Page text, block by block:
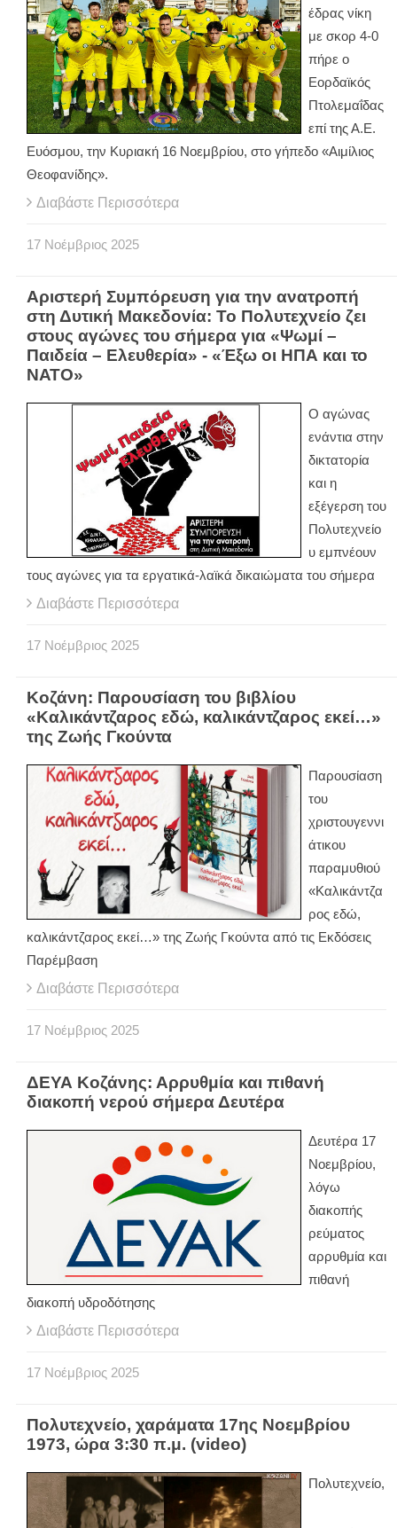
έδρας νίκη
με σκορ 4-0
πήρε ο
Εορδαϊκός
Πτολεμαΐδας
επί της Α.Ε.
Ευόσμου, την Κυριακή 16 Νοεμβρίου, στο γήπεδο «Αιμίλιος
Θεοφανίδης».
Διαβάστε Περισσότερα
17 Νοέμβριος 2025
Αριστερή Συμπόρευση για την ανατροπή
στη Δυτική Μακεδονία: Το Πολυτεχνείο ζει
στους αγώνες του σήμερα για «Ψωμί –
Παιδεία – Ελευθερία» - «Έξω οι ΗΠΑ και το
ΝΑΤΟ»
Ο αγώνας
ενάντια στην
δικτατορία
και η
εξέγερση του
Πολυτεχνείο
υ εμπνέουν
τους αγώνες για τα εργατικά-λαϊκά δικαιώματα του σήμερα
Διαβάστε Περισσότερα
17 Νοέμβριος 2025
Κοζάνη: Παρουσίαση του βιβλίου
«Καλικάντζαρος εδώ, καλικάντζαρος εκεί…»
της Ζωής Γκούντα
Παρουσίαση
του
χριστουγεννι
άτικου
παραμυθιού
«Καλικάντζα
ρος εδώ,
καλικάντζαρος εκεί…» της Ζωής Γκούντα από τις Εκδόσεις
Παρέμβαση
Διαβάστε Περισσότερα
17 Νοέμβριος 2025
ΔΕΥΑ Κοζάνης: Αρρυθμία και πιθανή
διακοπή νερού σήμερα Δευτέρα
Δευτέρα 17
Νοεμβρίου,
λόγω
διακοπής
ρεύματος
αρρυθμία και
πιθανή
διακοπή υδροδότησης
Διαβάστε Περισσότερα
17 Νοέμβριος 2025
Πολυτεχνείο, χαράματα 17ης Νοεμβρίου
1973, ώρα 3:30 π.μ. (video)
Πολυτεχνείο,